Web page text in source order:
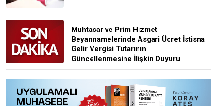
Muhtasar ve Prim Hizmet
Beyannamelerinde Asgari Ücret İstisna
Gelir Vergisi Tutarının
Güncellenmesine İlişkin Duyuru